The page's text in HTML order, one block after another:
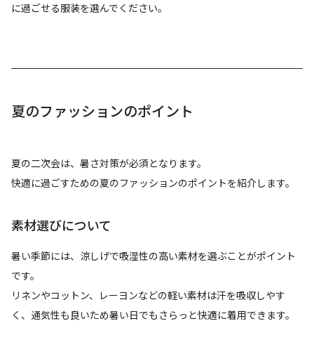
に過ごせる服装を選んでください。
夏のファッションのポイント
夏の二次会は、暑さ対策が必須となります。
快適に過ごすための夏のファッションのポイントを紹介します。
素材選びについて
暑い季節には、涼しげで吸湿性の高い素材を選ぶことがポイント
です。
リネンやコットン、レーヨンなどの軽い素材は汗を吸収しやす
く、通気性も良いため暑い日でもさらっと快適に着用できます。